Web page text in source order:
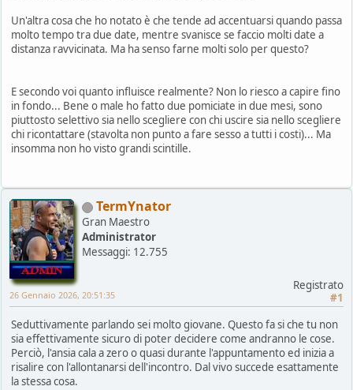
Un'altra cosa che ho notato è che tende ad accentuarsi quando passa
molto tempo tra due date, mentre svanisce se faccio molti date a
distanza ravvicinata. Ma ha senso farne molti solo per questo?
E secondo voi quanto influisce realmente? Non lo riesco a capire fino
in fondo... Bene o male ho fatto due pomiciate in due mesi, sono
piuttosto selettivo sia nello scegliere con chi uscire sia nello scegliere
chi ricontattare (stavolta non punto a fare sesso a tutti i costi)... Ma
insomma non ho visto grandi scintille.
TermYnator
Gran Maestro
Administrator
Messaggi: 12.755
Registrato
#1
26 Gennaio 2026, 20:51:35
Seduttivamente parlando sei molto giovane. Questo fa si che tu non
sia effettivamente sicuro di poter decidere come andranno le cose.
Perciò, l'ansia cala a zero o quasi durante l'appuntamento ed inizia a
risalire con l'allontanarsi dell'incontro. Dal vivo succede esattamente
la stessa cosa.